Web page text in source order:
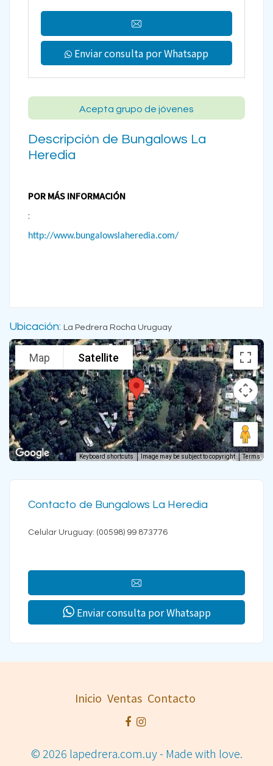
Enviar consulta por Whatsapp
Acepta grupo de jóvenes
Descripción de Bungalows La
Heredia
POR MÁS INFORMACIÓN
:
http://www.bungalowslaheredia.com/
Ubicación: La Pedrera Rocha Uruguay
Map Satellite
Keyboard shortcuts Image may be subject to copyright Terms
Contacto de Bungalows La Heredia
Celular Uruguay: (00598) 99 873776
Enviar consulta por Whatsapp
Inicio Ventas Contacto
© 2026 lapedrera.com.uy - Made with love.